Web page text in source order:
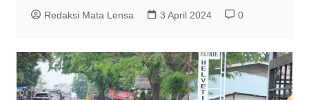
Redaksi Mata Lensa 3 April 2024 0